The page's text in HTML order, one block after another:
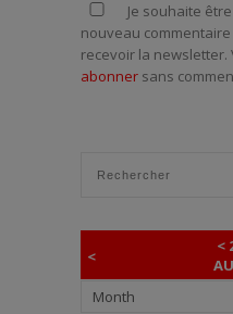
Je souhaite
nouveau
recevoir la newsletter.
abonner sans
<
<
Month